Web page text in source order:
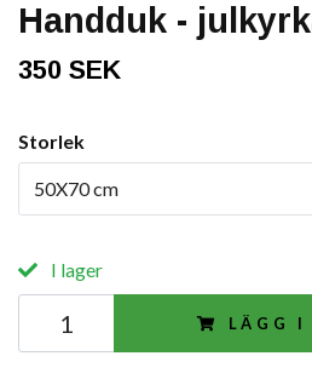
Handduk -
350 SEK
Storlek
50X70 cm
I lager
LÄGG I